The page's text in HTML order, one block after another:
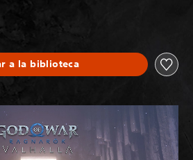
a la biblioteca